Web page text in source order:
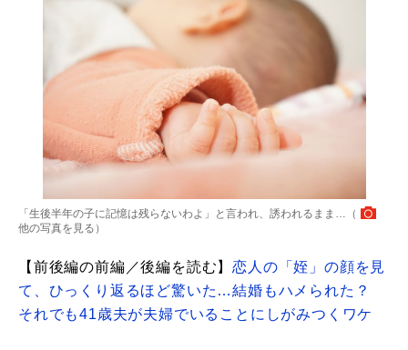
「生後半年の子に記憶は残らないわよ」と言われ、誘われるまま…（
他の写真を見る ）
【前後編の前編／後編を読む】恋人の「姪」の顔を見
て、ひっくり返るほど驚いた…結婚もハメられた？
それでも41歳夫が夫婦でいることにしがみつくワケ